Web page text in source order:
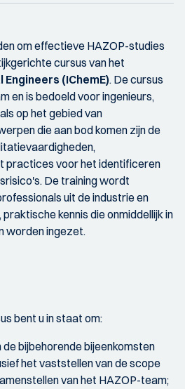
om effectieve HAZOP-studies
cursus van het
(IChemE). De cursus
en is bedoeld voor ingenieurs,
op het gebied van
die aan bod komen zijn de
practices voor het identificeren
De training wordt
uit de industrie en
kennis die onmiddellijk in
worden ingezet.
bent u in staat om:
bijbehorende bijeenkomsten
het vaststellen van de scope
van het HAZOP-team;